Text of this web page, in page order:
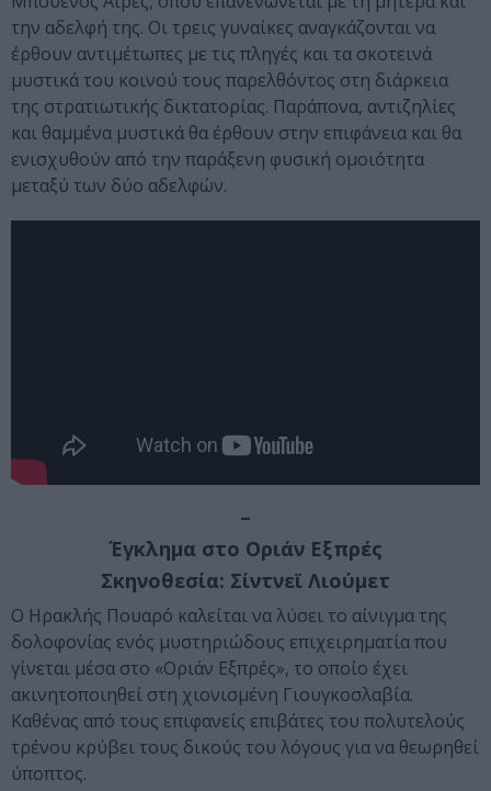
την αδελφή της. Οι τρεις γυναίκες αναγκάζονται να
έρθουν αντιμέτωπες με τις πληγές και τα σκοτεινά
μυστικά του κοινού τους παρελθόντος στη διάρκεια
της στρατιωτικής δικτατορίας. Παράπονα, αντιζηλίες
και θαμμένα μυστικά θα έρθουν στην επιφάνεια και θα
ενισχυθούν από την παράξενη φυσική ομοιότητα
μεταξύ των δύο αδελφών.
–
Έγκλημα στο Οριάν Εξπρές
Σκηνοθεσία: Σίντνεϊ Λιούμετ
Ο Ηρακλής Πουαρό καλείται να λύσει το αίνιγμα της
δολοφονίας ενός μυστηριώδους επιχειρηματία που
γίνεται μέσα στο «Οριάν Εξπρές», το οποίο έχει
ακινητοποιηθεί στη χιονισμένη Γιουγκοσλαβία.
Καθένας από τους επιφανείς επιβάτες του πολυτελούς
τρένου κρύβει τους δικούς του λόγους για να θεωρηθεί
ύποπτος.